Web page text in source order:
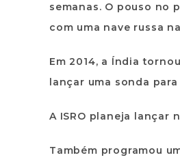
semanas. O pouso no
com uma nave russa
Em 2014, a Índia
lançar uma sonda
A ISRO planeja lançar
Também programou